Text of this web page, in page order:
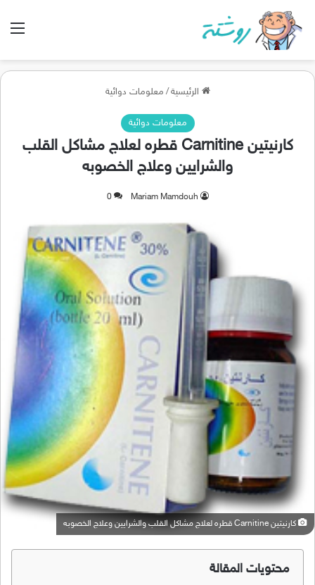
الرئيسية / معلومات دوائية
معلومات دوائية
كارنيتين Carnitine قطره لعلاج مشاكل القلب
والشرايين وعلاج الخصوبه
Mariam Mamdouh
0
كارنيتين Carnitine قطره لعلاج مشاكل القلب والشرايين وعلاج الخصوبه
محتويات المقالة